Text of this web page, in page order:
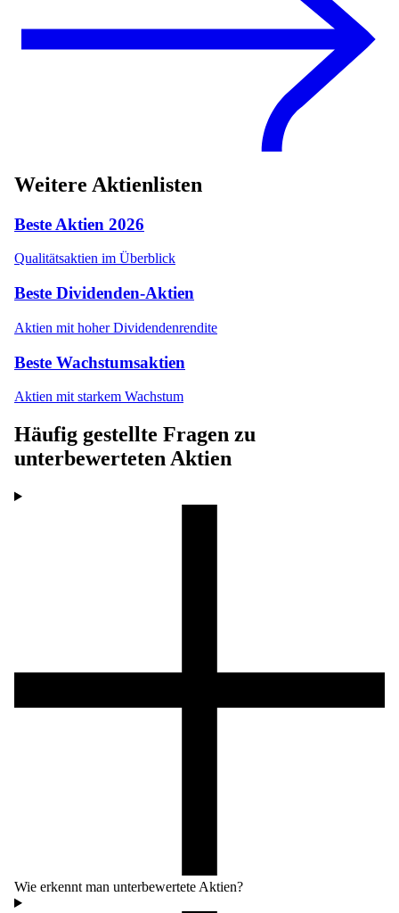
Weitere Aktienlisten
Beste Aktien 2026
Qualitätsaktien im Überblick
Beste Dividenden-Aktien
Aktien mit hoher Dividendenrendite
Beste Wachstumsaktien
Aktien mit starkem Wachstum
Häufig gestellte Fragen zu
unterbewerteten Aktien
Wie erkennt man unterbewertete Aktien?